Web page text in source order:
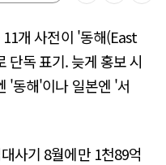
개 사전이 '동해(East
독 표기. 늦게 홍보 시
'동해'이나 일본엔 '서
사기 8월에만 1천89억